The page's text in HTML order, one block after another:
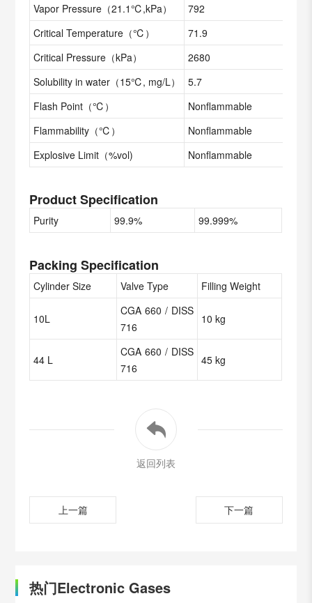
Vapor Pressure（21.1℃,kPa）
792
Critical Temperature（℃）
71.9
Critical Pressure（kPa）
2680
Solubility in water（15℃, mg/L）
5.7
Flash Point（℃）
Nonflammable
Flammability（℃）
Nonflammable
Explosive Limit（%vol)
Nonflammable
Product Specification
Purity 99.9% 99.999%
Packing Specification
Cylinder Size Valve Type Filling Weight
10L
CGA 660 / DISS
716
10 kg
44 L
CGA 660 / DISS
716
45 kg
返回列表
上一篇 下一篇
热门Electronic Gases